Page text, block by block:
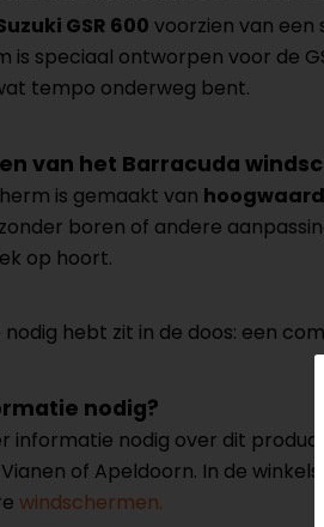
GSR 600 voorzien van
is speciaal ontworpen voor de
tempo onderweg bent.
van het Barracuda
is gemaakt van
boren of andere
op hoort.
nodig hebt zit in de doos: een
nodig?
informatie nodig over dit
Vianen of Apeldoorn. In de
windschermen.